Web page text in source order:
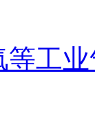
等工